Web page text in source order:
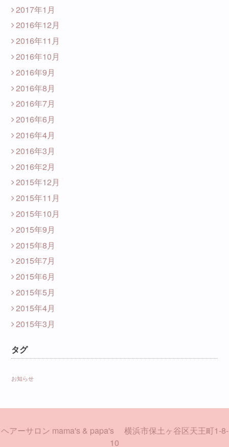
2017年1月
2016年12月
2016年11月
2016年10月
2016年9月
2016年8月
2016年7月
2016年6月
2016年4月
2016年3月
2016年2月
2015年12月
2015年11月
2015年10月
2015年9月
2015年8月
2015年7月
2015年6月
2015年5月
2015年4月
2015年3月
タグ
お知らせ
ヘアーサロン mama's & papa's 横浜市保土ヶ谷区天王町1-8-
10